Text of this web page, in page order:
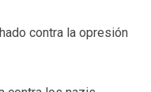
contra la opresión